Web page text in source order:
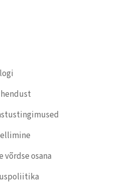
võrdse osana